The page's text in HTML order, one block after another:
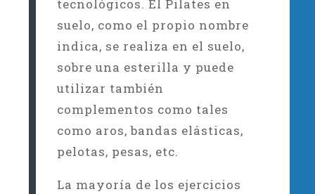
tecnológicos. El Pilates en
suelo, como el propio nombre
indica, se realiza en el suelo,
sobre una esterilla y puede
utilizar también
complementos como tales
como aros, bandas elásticas,
pelotas, pesas, etc.
La mayoría de los ejercicios